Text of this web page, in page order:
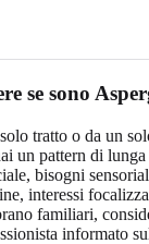
se sono
tratto o da un
un pattern di
bisogni
interessi
familiari,
informato